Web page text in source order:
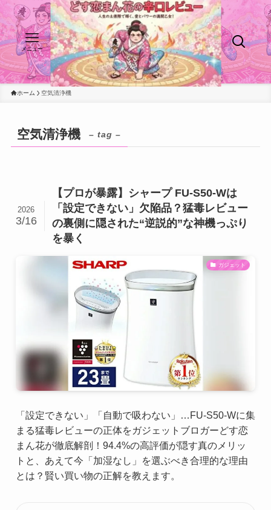
メニュー
ホーム 空気清浄機
空気清浄機 – tag –
【プロが暴露】シャープ FU-S50-Wは
「設定できない」欠陥品？猛毒レビュー
の裏側に隠された“逆説的”な神機っぷり
を暴く
2026
3/16
ガジェット
「設定できない」「自動で吸わない」…FU-S50-Wに集
まる猛毒レビューの正体をガジェットブロガーどす恋
まん花が徹底解剖！94.4%の高評価が隠す真のメリッ
トと、あえて今「加湿なし」を選ぶべき合理的な理由
とは？賢い買い物の正解を教えます。